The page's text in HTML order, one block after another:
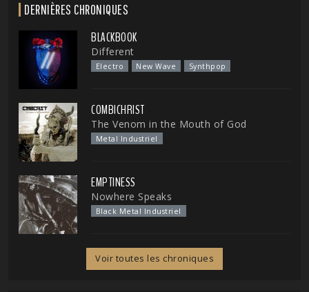
DERNIÈRES CHRONIQUES
BLACKBOOK
Different
Electro New Wave Synthpop
COMBICHRIST
The Venom in the Mouth of God
Metal Industriel
EMPTINESS
Nowhere Speaks
Black Metal Industriel
Voir toutes les chroniques